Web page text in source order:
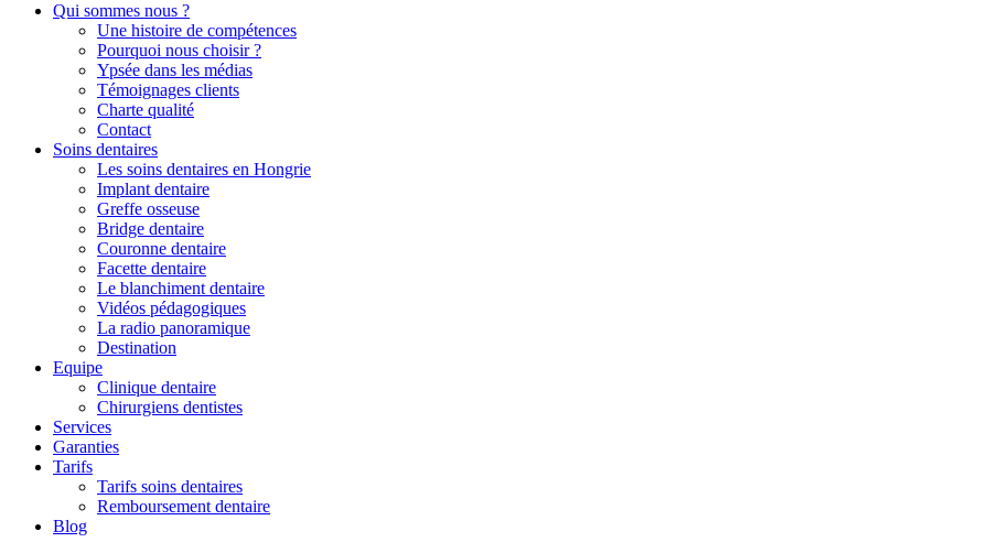
Qui sommes nous ?
Une histoire de compétences
Pourquoi nous choisir ?
Ypsée dans les médias
Témoignages clients
Charte qualité
Contact
Soins dentaires
Les soins dentaires en Hongrie
Implant dentaire
Greffe osseuse
Bridge dentaire
Couronne dentaire
Facette dentaire
Le blanchiment dentaire
Vidéos pédagogiques
La radio panoramique
Destination
Equipe
Clinique dentaire
Chirurgiens dentistes
Services
Garanties
Tarifs
Tarifs soins dentaires
Remboursement dentaire
Blog